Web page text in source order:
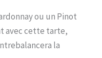
ou un Pinot
avec cette tarte,
la